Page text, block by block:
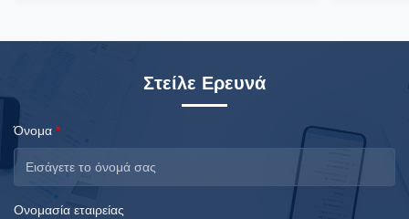
Στείλε Ερευνά
Όνομα *
Ονομασία εταιρείας